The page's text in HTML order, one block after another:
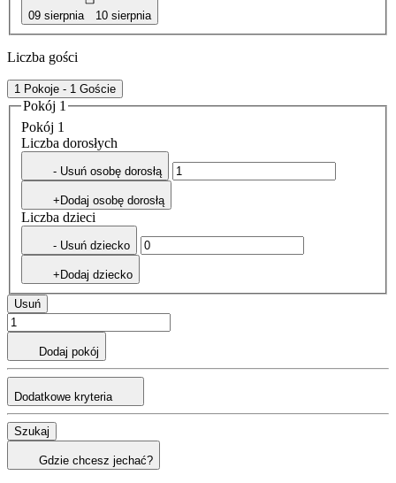
09 sierpnia 10 sierpnia
Liczba gości
1 Pokoje - 1 Goście
Pokój 1
Pokój 1
Liczba dorosłych
- Usuń osobę dorosłą
+Dodaj osobę dorosłą
Liczba dzieci
- Usuń dziecko
+Dodaj dziecko
Usuń
Dodaj pokój
Dodatkowe kryteria
Szukaj
Gdzie chcesz jechać?